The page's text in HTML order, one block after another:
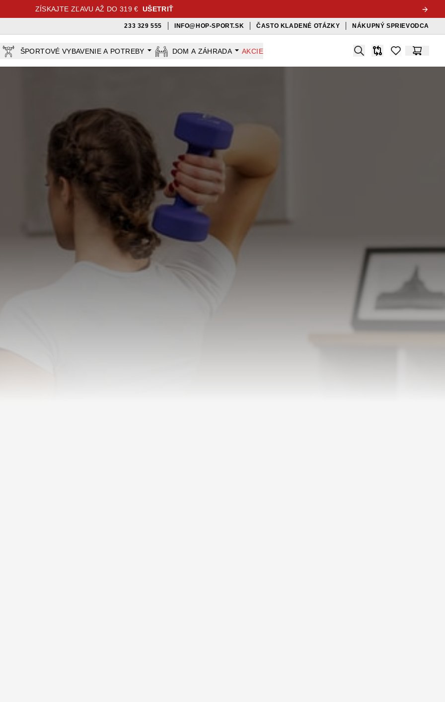
ZÍSKAJTE ZĽAVU AŽ DO 319 € UŠETRIŤ
233 329 555 INFO@HOP-SPORT.SK ČASTO KLADENÉ OTÁZKY NÁKUPNÝ SPRIEVODCA
ŠPORTOVÉ VYBAVENIE A POTREBY DOM A ZÁHRADA AKCIE Search
Porovnávač
items inKošík